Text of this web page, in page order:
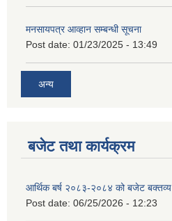
मनसायपत्र आव्हान सम्बन्धी सूचना
Post date: 01/23/2025 - 13:49
अन्य
बजेट तथा कार्यक्रम
आर्थिक बर्ष २०८३-२०८४ को बजेट बक्तव्य
Post date: 06/25/2026 - 12:23